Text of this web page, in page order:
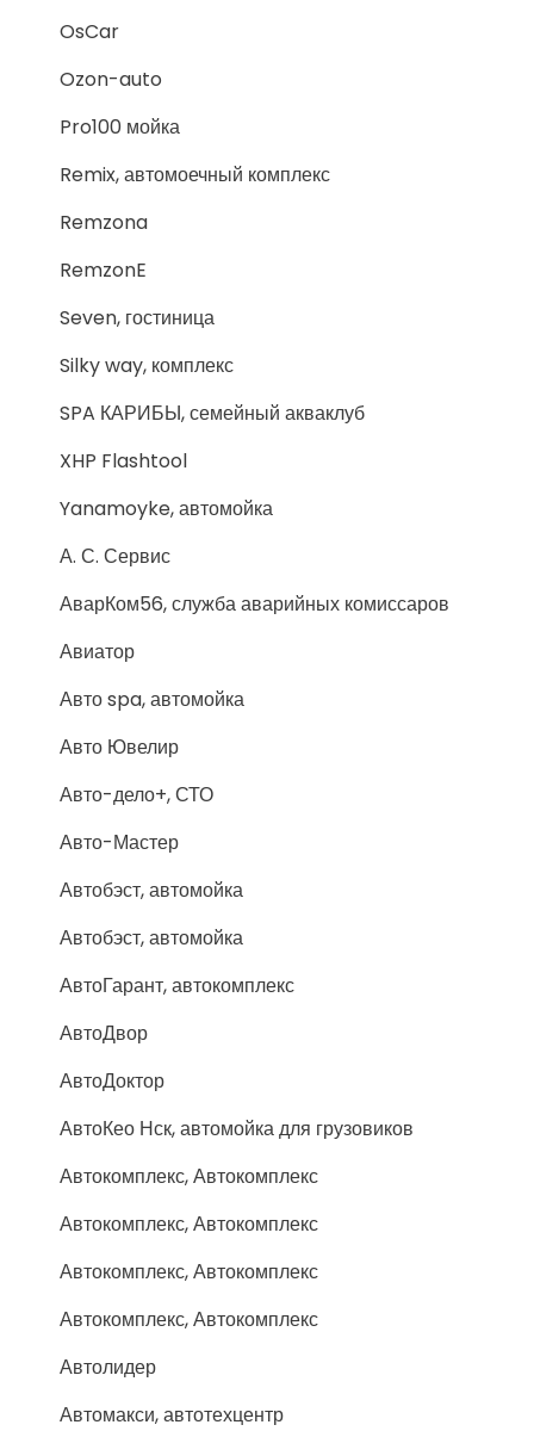
OsCar
Ozon-auto
Pro100 мойка
Remix, автомоечный комплекс
Remzona
RemzonE
Seven, гостиница
Silky way, комплекс
SPA КАРИБЫ, семейный акваклуб
XHP Flashtool
Yanamoyke, автомойка
А. С. Сервис
АварКом56, служба аварийных комиссаров
Авиатор
Авто spa, автомойка
Авто Ювелир
Авто-дело+, СТО
Авто-Мастер
Автобэст, автомойка
Автобэст, автомойка
АвтоГарант, автокомплекс
АвтоДвор
АвтоДоктор
АвтоКео Нск, автомойка для грузовиков
Автокомплекс, Автокомплекс
Автокомплекс, Автокомплекс
Автокомплекс, Автокомплекс
Автокомплекс, Автокомплекс
Автолидер
Автомакси, автотехцентр